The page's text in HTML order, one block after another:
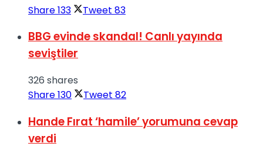
Share133 Tweet 83
BBG evinde skandal! Canlı yayında
seviştiler
326 shares
Share130 Tweet 82
Hande Fırat ‘hamile’ yorumuna cevap
verdi